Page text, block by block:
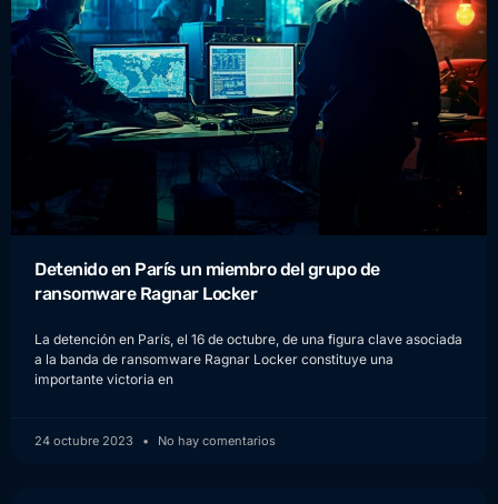
Detenido en París un miembro del grupo de
ransomware Ragnar Locker
La detención en París, el 16 de octubre, de una figura clave asociada
a la banda de ransomware Ragnar Locker constituye una
importante victoria en
24 octubre 2023 No hay comentarios